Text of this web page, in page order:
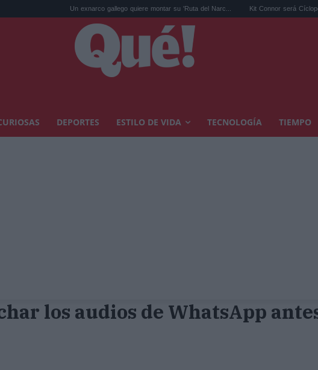
Un exnarco gallego quiere montar su 'Ruta del Narc... Kit Connor será Cíclope en los
DEPORTES ESTILO DE VIDA TECNOLOGÍA TIEMPO
los audios de WhatsApp